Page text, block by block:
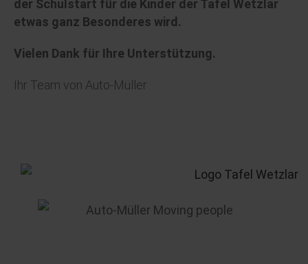
der Schulstart für die Kinder der Tafel Wetzlar
etwas ganz Besonderes wird.
Vielen Dank für Ihre Unterstützung.
Ihr Team von Auto-Müller